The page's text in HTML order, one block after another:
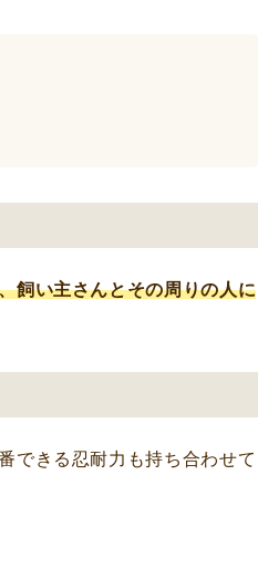
飼い主さんとその周りの人に
できる忍耐力も持ち合わせて